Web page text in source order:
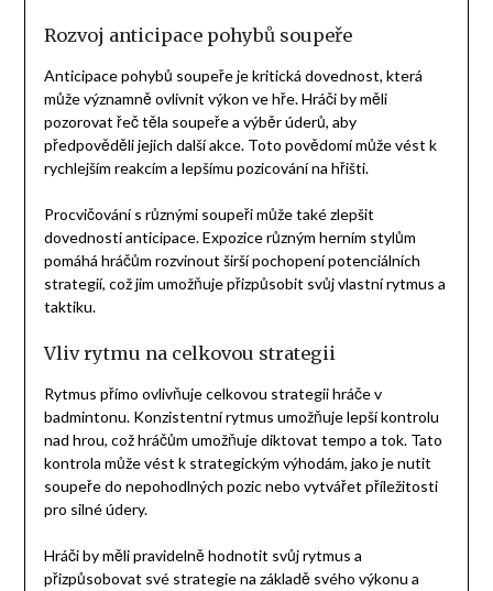
Rozvoj anticipace pohybů soupeře
Anticipace pohybů soupeře je kritická dovednost, která
může významně ovlivnit výkon ve hře. Hráči by měli
pozorovat řeč těla soupeře a výběr úderů, aby
předpověděli jejich další akce. Toto povědomí může vést k
rychlejším reakcím a lepšímu pozicování na hřišti.
Procvičování s různými soupeři může také zlepšit
dovednosti anticipace. Expozice různým herním stylům
pomáhá hráčům rozvinout širší pochopení potenciálních
strategií, což jim umožňuje přizpůsobit svůj vlastní rytmus a
taktiku.
Vliv rytmu na celkovou strategii
Rytmus přímo ovlivňuje celkovou strategii hráče v
badmintonu. Konzistentní rytmus umožňuje lepší kontrolu
nad hrou, což hráčům umožňuje diktovat tempo a tok. Tato
kontrola může vést k strategickým výhodám, jako je nutit
soupeře do nepohodlných pozic nebo vytvářet příležitosti
pro silné údery.
Hráči by měli pravidelně hodnotit svůj rytmus a
přizpůsobovat své strategie na základě svého výkonu a